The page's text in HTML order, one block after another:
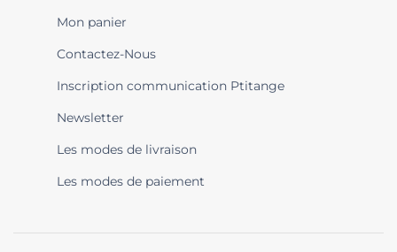
Mon panier
Contactez-Nous
Inscription communication Ptitange
Newsletter
Les modes de livraison
Les modes de paiement